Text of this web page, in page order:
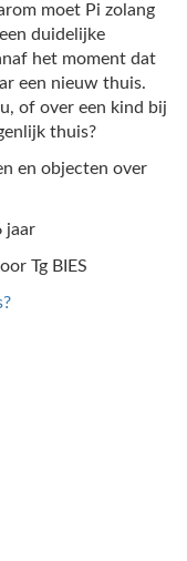
moet Pi zolang
duidelijke
het moment dat
een nieuw thuis.
of over een kind bij
thuis?
en objecten over
jaar
Tg BIES